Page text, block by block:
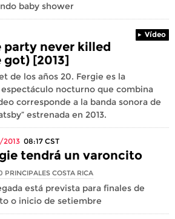
baby shower
Vídeo
never killed
[2013]
de los años 20. Fergie es la
nocturno que combina
corresponde a la banda sonora de
estrenada en 2013.
2013 08:17 CST
tendrá un varoncito
PRINCIPALES COSTA RICA
está prevista para finales de
o inicio de setiembre